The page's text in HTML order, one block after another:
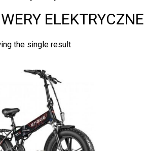
ELEKTRYCZNE
the single result